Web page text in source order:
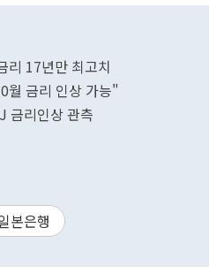
리 17년만 최고치
월 금리 인상 가능"
금리인상 관측
본은행